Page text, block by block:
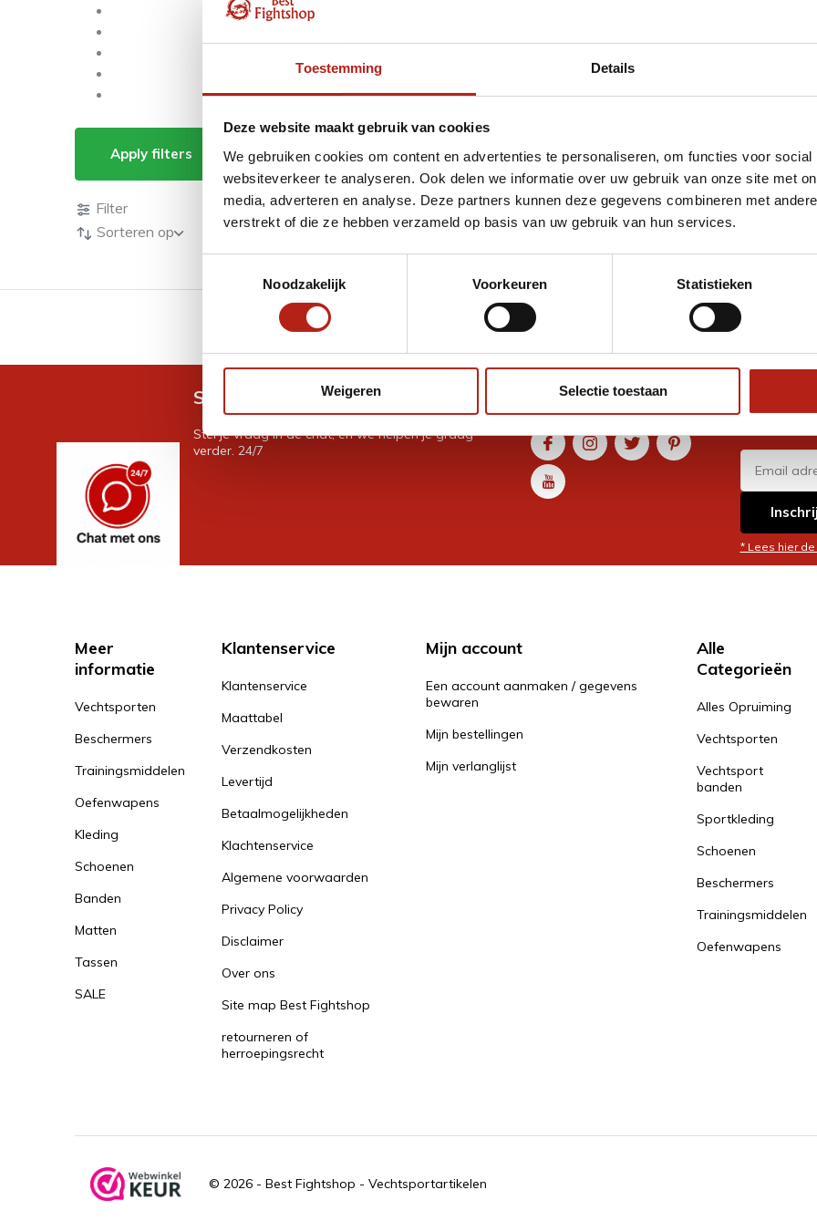
Toestemming Details
Deze website maakt gebruik van cookies
We gebruiken cookies om content en advertenties te personaliseren, om functies voor
websiteverkeer te analyseren. Ook delen we informatie over uw gebruik van onze site met
media, adverteren en analyse. Deze partners kunnen deze gegevens combineren met
verstrekt of die ze hebben verzameld op basis van uw gebruik van hun services.
Noodzakelijk
Voorkeuren Statistieken
Weigeren Selectie toestaan
Apply filters Producten getagd met Anglebag/ bokszak met hoek rood/zwart
Producten
Filter
Sorteren op
GRATIS verzending v.a €75 Eenvoudig ruilen of retour
Snel antwoord op je vraag?
Stel je vraag in de chat, en we helpen je graag
verder. 24/7
Volg ons
* Lees hier
Meer
informatie
Vechtsporten
Beschermers
Trainingsmiddelen
Oefenwapens
Kleding
Schoenen
Banden
Matten
Tassen
SALE
Klantenservice
Klantenservice
Maattabel
Verzendkosten
Levertijd
Betaalmogelijkheden
Klachtenservice
Algemene voorwaarden
Privacy Policy
Disclaimer
Over ons
Site map Best Fightshop
retourneren of
herroepingsrecht
Mijn account
Een account aanmaken / gegevens
bewaren
Mijn bestellingen
Mijn verlanglijst
Alle
Categorieën
Alles Opruiming
Vechtsporten
Vechtsport
banden
Sportkleding
Schoenen
Beschermers
Trainingsmiddelen
Oefenwapens
© 2026 - Best Fightshop - Vechtsportartikelen